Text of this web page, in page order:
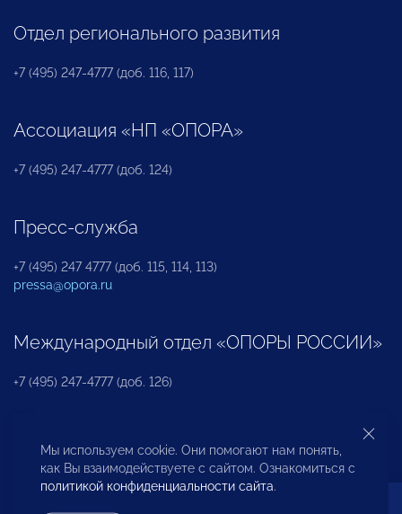
Отдел регионального развития
+7 (495) 247-4777 (доб. 116, 117)
Ассоциация «НП «ОПОРА»
+7 (495) 247-4777 (доб. 124)
Пресс-служба
+7 (495) 247 4777 (доб. 115, 114, 113)
pressa@opora.ru
Международный отдел «ОПОРЫ РОССИИ»
+7 (495) 247-4777 (доб. 126)
Бюро по защите прав предпринимателей и
инвесторов
Мы используем cookie. Они помогают нам понять,
как Вы взаимодействуете с сайтом. Ознакомиться с
политикой конфиденциальности сайта.